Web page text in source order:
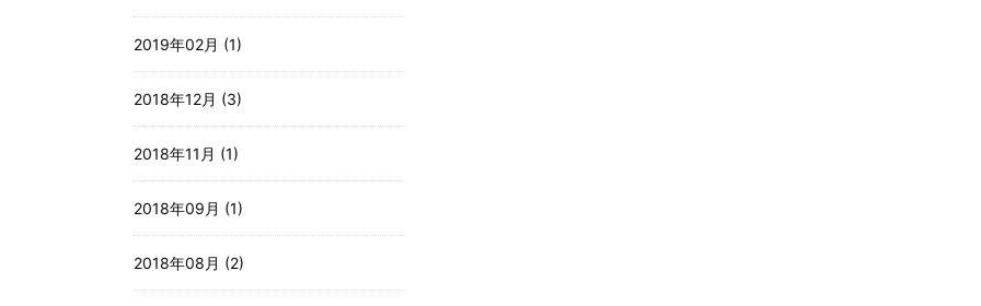
2019年02月 (1)
2018年12月 (3)
2018年11月 (1)
2018年09月 (1)
2018年08月 (2)